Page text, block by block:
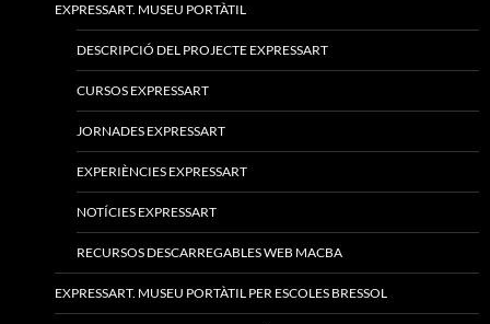
EXPRESSART. MUSEU PORTÀTIL
DESCRIPCIÓ DEL PROJECTE EXPRESSART
CURSOS EXPRESSART
JORNADES EXPRESSART
EXPERIÈNCIES EXPRESSART
NOTÍCIES EXPRESSART
RECURSOS DESCARREGABLES WEB MACBA
EXPRESSART. MUSEU PORTÀTIL PER ESCOLES BRESSOL